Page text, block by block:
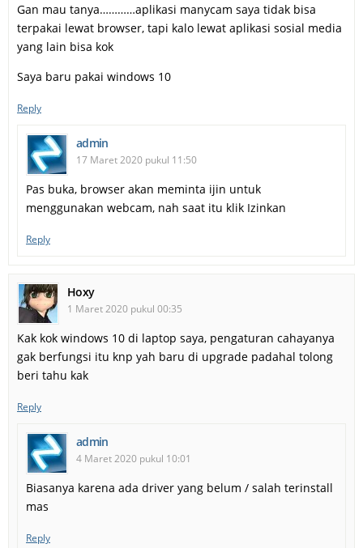
Gan mau tanya…………aplikasi manycam saya tidak bisa
terpakai lewat browser, tapi kalo lewat aplikasi sosial media
yang lain bisa kok
Saya baru pakai windows 10
Reply
admin
17 Maret 2020 pukul 11:50
Pas buka, browser akan meminta ijin untuk
menggunakan webcam, nah saat itu klik Izinkan
Reply
Hoxy
1 Maret 2020 pukul 00:35
Kak kok windows 10 di laptop saya, pengaturan cahayanya
gak berfungsi itu knp yah baru di upgrade padahal tolong
beri tahu kak
Reply
admin
4 Maret 2020 pukul 10:01
Biasanya karena ada driver yang belum / salah terinstall
mas
Reply